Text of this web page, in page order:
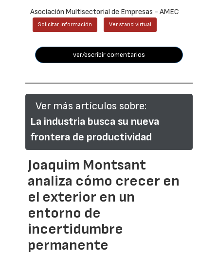
Asociación Multisectorial de Empresas - AMEC
Solicitar información Ver stand virtual
ver/escribir comentarios
Ver más artículos sobre:
La industria busca su nueva
frontera de productividad
Joaquim Montsant
analiza cómo crecer en
el exterior en un
entorno de
incertidumbre
permanente